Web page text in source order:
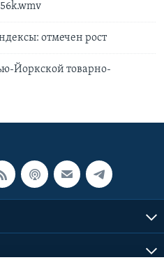
отмечен рост
Йоркской товарно-